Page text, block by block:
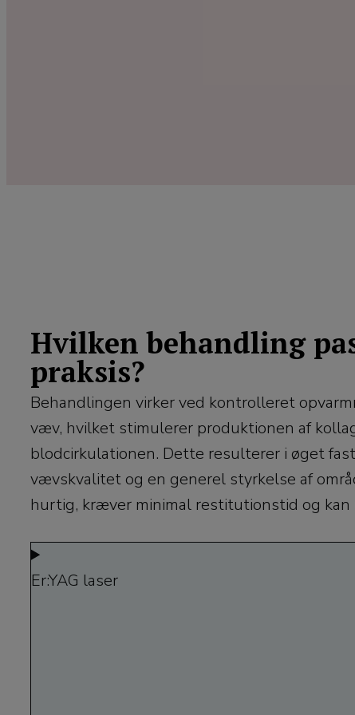
Hvilken behandling
praksis?
Behandlingen virker ved kontrolleret
væv, hvilket stimulerer produktionen af
blodcirkulationen. Dette resulterer i øget
vævskvalitet og en generel styrkelse af
hurtig, kræver minimal restitutionstid og kan
Er:YAG laser